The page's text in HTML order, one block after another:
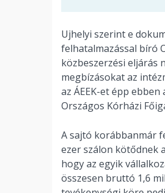
Ujhelyi szerint e
felhatalmazással bíró
közbeszerzési eljárás
megbízásokat az
az ÁEEK-et épp
Országos Kórházi
A sajtó korábbanmár
ezer szálon kötődnek
hogy az egyik
összesen bruttó 1,6